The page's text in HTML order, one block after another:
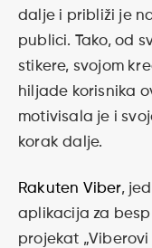
dalje i približi je
publici. Tako, od
stikere, svojom
hiljade korisnika
motivisala je i
korak dalje.
Rakuten Viber,
aplikacija za
projekat